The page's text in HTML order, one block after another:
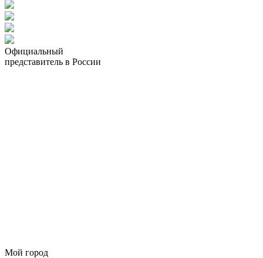
Официальный
представитель в России
Мой город